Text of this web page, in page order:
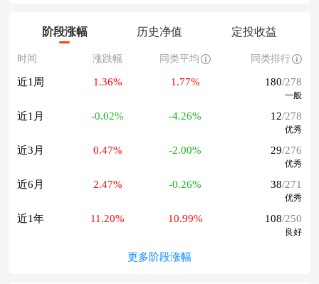
阶段涨幅 历史净值 定投收益
时间 涨跌幅 同类平均 同类排行
近1周 1.36% 1.77% 180/278
一般
近1月 -0.02% -4.26% 12/278
优秀
近3月 0.47% -2.00% 29/276
优秀
近6月 2.47% -0.26% 38/271
优秀
近1年 11.20% 10.99% 108/250
良好
更多阶段涨幅